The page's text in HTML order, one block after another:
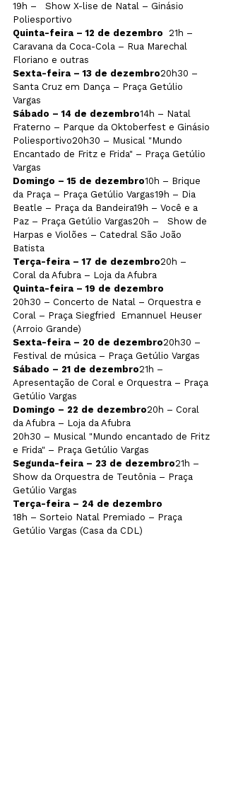
19h –   Show X-lise de Natal – Ginásio
Poliesportivo
Quinta-feira – 12 de dezembro 21h –
Caravana da Coca-Cola – Rua Marechal
Floriano e outras
Sexta-feira – 13 de dezembro20h30 –
Santa Cruz em Dança – Praça Getúlio
Vargas
Sábado – 14 de dezembro14h – Natal
Fraterno – Parque da Oktoberfest e Ginásio
Poliesportivo20h30 – Musical "Mundo
Encantado de Fritz e Frida" – Praça Getúlio
Vargas
Domingo – 15 de dezembro10h – Brique
da Praça – Praça Getúlio Vargas19h – Dia
Beatle – Praça da Bandeira19h – Você e a
Paz – Praça Getúlio Vargas20h –   Show de
Harpas e Violões – Catedral São João
Batista
Terça-feira – 17 de dezembro20h –
Coral da Afubra – Loja da Afubra
Quinta-feira – 19 de dezembro
20h30 – Concerto de Natal – Orquestra e
Coral – Praça Siegfried  Emannuel Heuser
(Arroio Grande)
Sexta-feira – 20 de dezembro20h30 –
Festival de música – Praça Getúlio Vargas
Sábado – 21 de dezembro21h –
Apresentação de Coral e Orquestra – Praça
Getúlio Vargas
Domingo – 22 de dezembro20h – Coral
da Afubra – Loja da Afubra
20h30 – Musical "Mundo encantado de Fritz
e Frida" – Praça Getúlio Vargas
Segunda-feira – 23 de dezembro21h –
Show da Orquestra de Teutônia – Praça
Getúlio Vargas
Terça-feira – 24 de dezembro
18h – Sorteio Natal Premiado – Praça
Getúlio Vargas (Casa da CDL)